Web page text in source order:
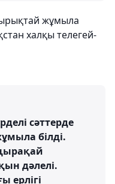
жұмыла
халқы телегей-
сәттерде
білді.
дәлелі.
ерлігі